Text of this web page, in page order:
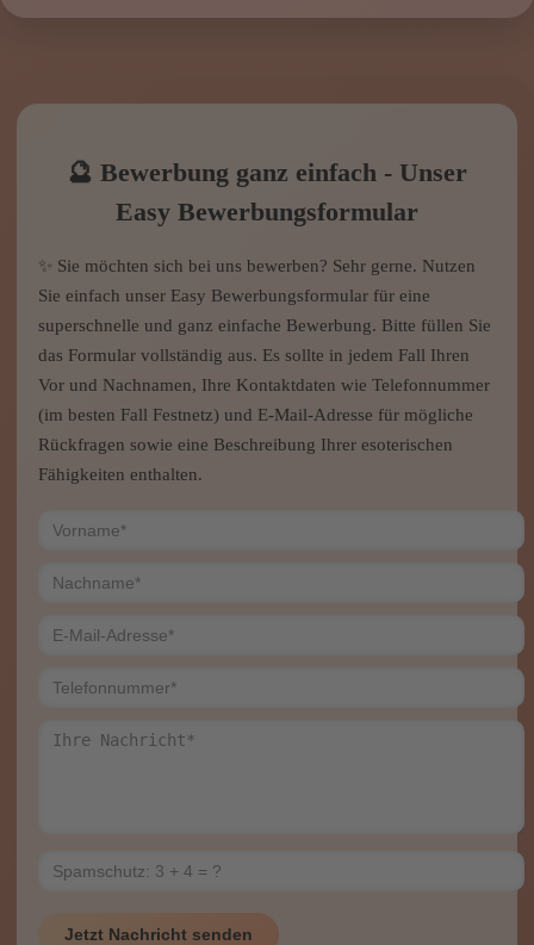
🔮 Bewerbung ganz einfach - Unser
Easy Bewerbungsformular
✨ Sie möchten sich bei uns bewerben? Sehr gerne. Nutzen
Sie einfach unser Easy Bewerbungsformular für eine
superschnelle und ganz einfache Bewerbung. Bitte füllen Sie
das Formular vollständig aus. Es sollte in jedem Fall Ihren
Vor und Nachnamen, Ihre Kontaktdaten wie Telefonnummer
(im besten Fall Festnetz) und E-Mail-Adresse für mögliche
Rückfragen sowie eine Beschreibung Ihrer esoterischen
Fähigkeiten enthalten.
Jetzt Nachricht senden